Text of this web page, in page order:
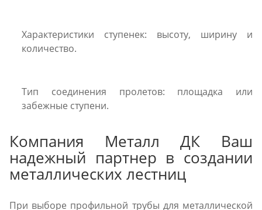
Характеристики ступенек: высоту, ширину и
количество.
Тип соединения пролетов: площадка или
забежные ступени.
Компания Металл ДК Ваш
надежный партнер в создании
металлических лестниц
При выборе профильной трубы для металлической